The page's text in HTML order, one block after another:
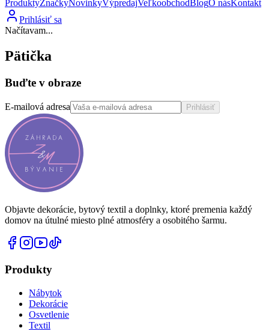
ProduktyZnačkyNovinkyVýpredajVeľkoobchodBlogO násKontakt
Prihlásiť sa
Načítavam...
Pätička
Buďte v obraze
E-mailová adresa Prihlásiť
Objavte dekorácie, bytový textil a doplnky, ktoré premenia každý
domov na útulné miesto plné atmosféry a osobitého šarmu.
Produkty
Nábytok
Dekorácie
Osvetlenie
Textil